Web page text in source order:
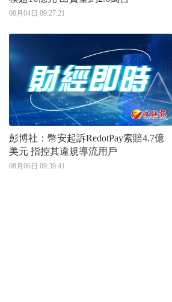
08月04日 09:27:21
彭博社：幣安起訴RedotPay索賠4.7億
美元 指控其違規導流用戶
08月06日 09:39:41